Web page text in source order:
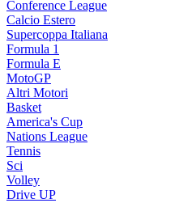
Conference League
Calcio Estero
Supercoppa Italiana
Formula 1
Formula E
MotoGP
Altri Motori
Basket
America's Cup
Nations League
Tennis
Sci
Volley
Drive UP